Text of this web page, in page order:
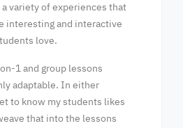
variety of experiences that
interesting and interactive
love.
1 and group lessons
adaptable. In either
to know my students likes
that into the lessons